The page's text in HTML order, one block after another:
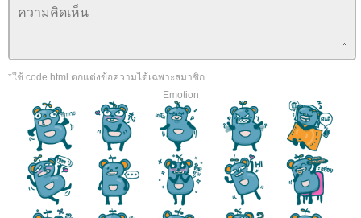
*ใช้ code html ตกแต่งข้อความได้เฉพาะสมาชิก
Emotion